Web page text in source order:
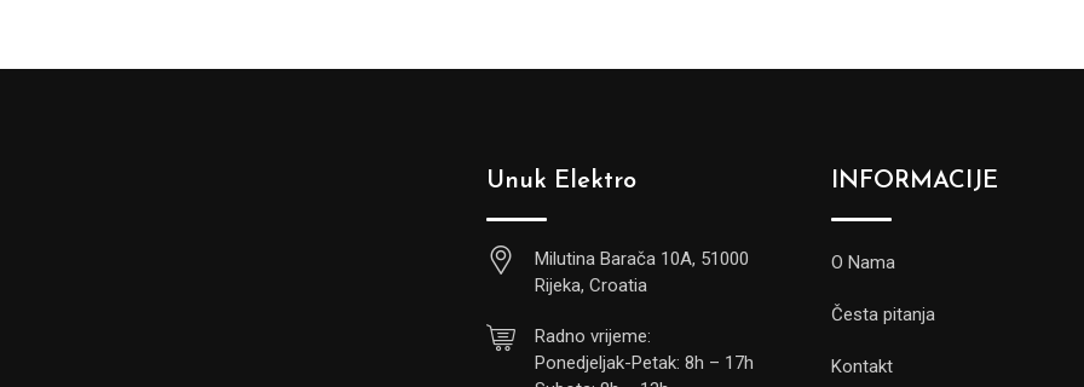
Unuk Elektro
Milutina Barača 10A, 51000
Rijeka, Croatia
Radno vrijeme:
Ponedjeljak-Petak: 8h – 17h
INFORMACIJE
O Nama
Česta pitanja
Kontakt